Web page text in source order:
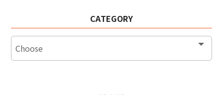
CATEGORY